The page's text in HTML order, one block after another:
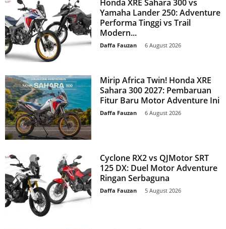
Honda XRE Sahara 300 vs
Yamaha Lander 250: Adventure
Performa Tinggi vs Trail
Modern...
Daffa Fauzan 6 August 2026
Mirip Africa Twin! Honda XRE
Sahara 300 2027: Pembaruan
Fitur Baru Motor Adventure Ini
Daffa Fauzan 6 August 2026
Cyclone RX2 vs QJMotor SRT
125 DX: Duel Motor Adventure
Ringan Serbaguna
Daffa Fauzan 5 August 2026